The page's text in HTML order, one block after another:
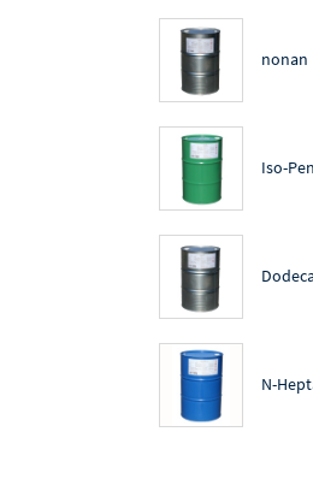
nonan
Iso-
N-